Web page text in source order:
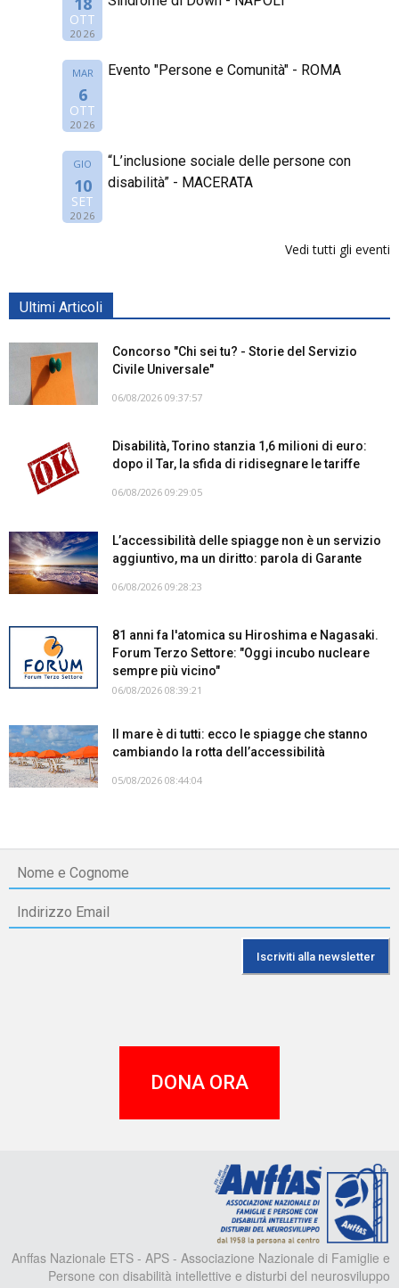
OTT
2026
MAR
6
OTT
2026
Evento "Persone e Comunità" - ROMA
GIO
10
SET
2026
“L’inclusione sociale delle persone con
disabilità” - MACERATA
Vedi tutti gli eventi
Ultimi Articoli
Concorso "Chi sei tu? - Storie del Servizio
Civile Universale"
06/08/2026 09:37:57
Disabilità, Torino stanzia 1,6 milioni di euro:
dopo il Tar, la sfida di ridisegnare le tariffe
06/08/2026 09:29:05
L’accessibilità delle spiagge non è un servizio
aggiuntivo, ma un diritto: parola di Garante
06/08/2026 09:28:23
81 anni fa l'atomica su Hiroshima e Nagasaki.
Forum Terzo Settore: "Oggi incubo nucleare
sempre più vicino"
06/08/2026 08:39:21
Il mare è di tutti: ecco le spiagge che stanno
cambiando la rotta dell’accessibilità
05/08/2026 08:44:04
DONA ORA
Anffas Nazionale ETS - APS - Associazione Nazionale di Famiglie e
Persone con disabilità intellettive e disturbi del neurosviluppo